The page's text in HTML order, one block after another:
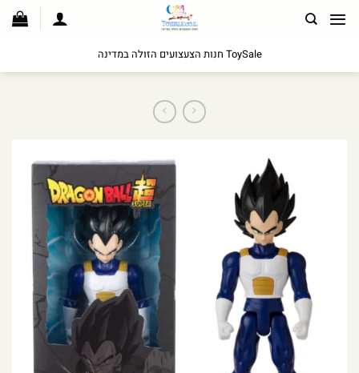
לתוכן
ToySale חנות הצעצועים הזולה במדינה